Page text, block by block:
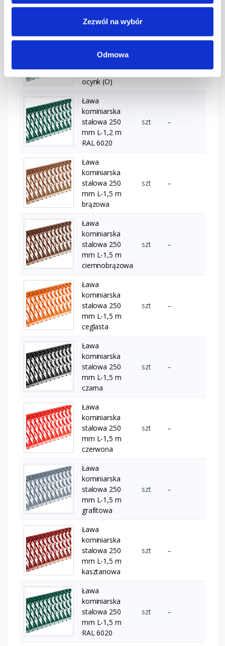
Zezwól na wybór
Odmowa
mm L-1,2 m
kasztanowa
Ława
kominiarska
stalowa 250
mm L-1,2 m
ocynk (O)
Ława
kominiarska
stalowa 250
mm L-1,2 m
RAL 6020
szt –
Ława
kominiarska
stalowa 250
mm L-1,5 m
brązowa
szt –
Ława
kominiarska
stalowa 250
mm L-1,5 m
ciemnobrązowa
szt –
Ława
kominiarska
stalowa 250
mm L-1,5 m
ceglasta
szt –
Ława
kominiarska
stalowa 250
mm L-1,5 m
czarna
szt –
Ława
kominiarska
stalowa 250
mm L-1,5 m
czerwona
szt –
Ława
kominiarska
stalowa 250
mm L-1,5 m
grafitowa
szt –
Ława
kominiarska
stalowa 250
mm L-1,5 m
kasztanowa
szt –
Ława
kominiarska
stalowa 250
mm L-1,5 m
RAL 6020
szt –